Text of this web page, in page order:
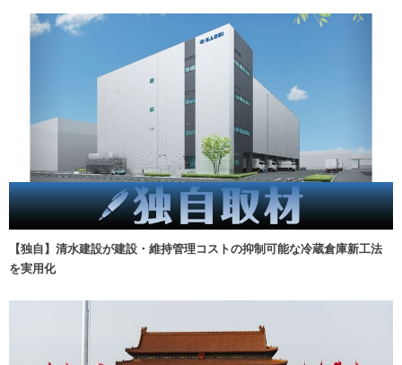
【独自】清水建設が建設・維持管理コストの抑制可能な冷蔵倉庫新工法
を実用化